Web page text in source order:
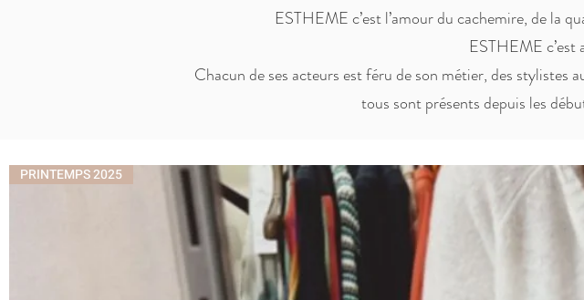
ESTHEME c’est l’amour du cachemire, de la
ESTHEME c’est
Chacun de ses acteurs est féru de son métier, des stylistes
tous sont présents depuis les
PRINTEMPS 2025